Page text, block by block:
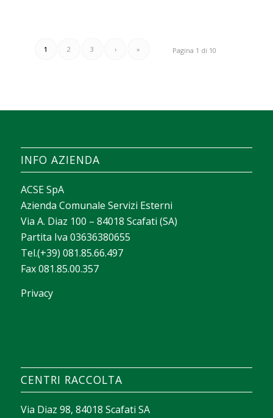
Pagina 1 di 10
1 2 3 › »
INFO AZIENDA
ACSE SpA
Azienda Comunale Servizi Esterni
Via A. Diaz 100 – 84018 Scafati (SA)
Partita Iva 03636380655
Tel.(+39) 081.85.66.497
Fax 081.85.00.357
Privacy
construire un texte court sur les filtres de
recherche, le tri des jeux et les outils qui facilitent
l’exploration sans perdre de temps.
CENTRI RACCOLTA
Via Diaz 98, 84018 Scafati SA